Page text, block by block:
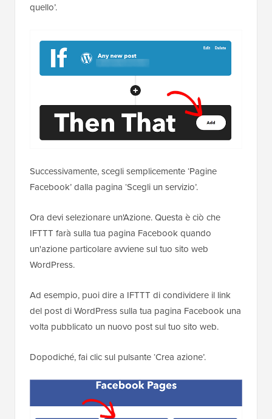
quello’.
Successivamente, scegli semplicemente ‘Pagine
Facebook’ dalla pagina ‘Scegli un servizio’.
Ora devi selezionare un'Azione. Questa è ciò che
IFTTT farà sulla tua pagina Facebook quando
un'azione particolare avviene sul tuo sito web
WordPress.
Ad esempio, puoi dire a IFTTT di condividere il link
del post di WordPress sulla tua pagina Facebook una
volta pubblicato un nuovo post sul tuo sito web.
Dopodiché, fai clic sul pulsante ‘Crea azione’.